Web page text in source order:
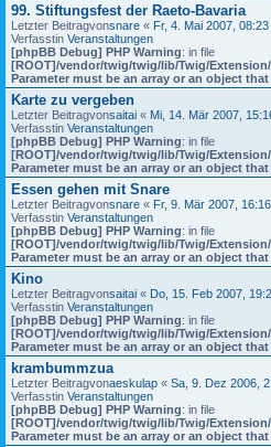
99. Stiftungsfest der Raeto-Bavaria
Letzter Beitragvonsnare « Fr, 4. Mai 2007, 08:23
Verfasstin Veranstaltungen
[phpBB Debug] PHP Warning: in file
[ROOT]/vendor/twig/twig/lib/Twig/
Parameter must be an array or an object
Karte zu vergeben
Letzter Beitragvonsaitai « Mi, 14. Mär 2007,
Verfasstin Veranstaltungen
[phpBB Debug] PHP Warning: in file
[ROOT]/vendor/twig/twig/lib/Twig/
Parameter must be an array or an object
Essen gehen mit Snare
Letzter Beitragvonsnare « Fr, 9. Mär 2007, 16:16
Verfasstin Veranstaltungen
[phpBB Debug] PHP Warning: in file
[ROOT]/vendor/twig/twig/lib/Twig/
Parameter must be an array or an object
Kino
Letzter Beitragvonsaitai « Do, 15. Feb 2007,
Verfasstin Veranstaltungen
[phpBB Debug] PHP Warning: in file
[ROOT]/vendor/twig/twig/lib/Twig/
Parameter must be an array or an object
krambummzua
Letzter Beitragvonaeskulap « Sa, 9. Dez 2006,
Verfasstin Veranstaltungen
[phpBB Debug] PHP Warning: in file
[ROOT]/vendor/twig/twig/lib/Twig/
Parameter must be an array or an object